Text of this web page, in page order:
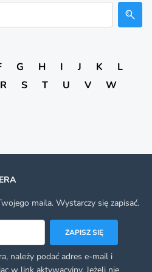
G H I J K
L
R S T U V
W
maila. Wystarczy się zapisać.
ZAPISZ SIĘ
należy podać adres e-mail i